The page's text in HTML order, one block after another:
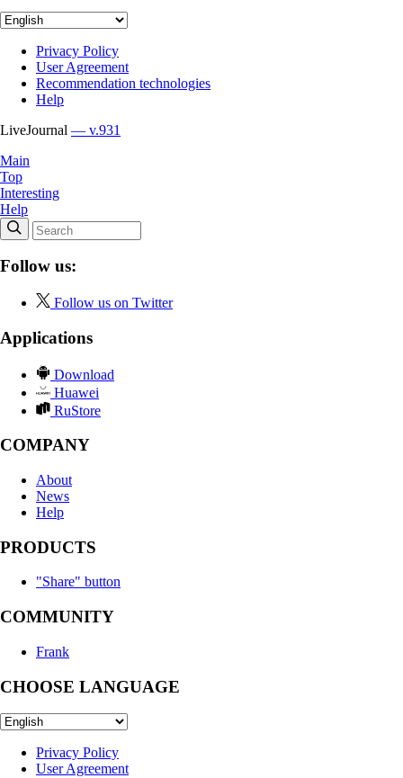
Privacy Policy
User Agreement
Recommendation technologies
Help
LiveJournal — v.931
Main
Top
Interesting
Help
Follow us:
Follow us on Twitter
Applications
Download
Huawei
RuStore
COMPANY
About
News
Help
PRODUCTS
"Share" button
COMMUNITY
Frank
CHOOSE LANGUAGE
Privacy Policy
User Agreement